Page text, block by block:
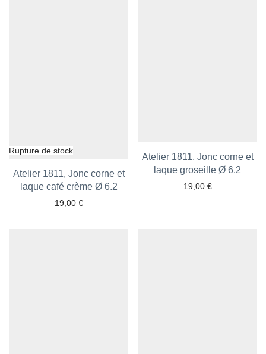
Atelier 1811, Jonc corne et
laque café crème Ø 6.2
19,00 €
Ajouter aux favoris
Atelier 1811, Jonc corne et
laque groseille Ø 6.2
19,00 €
Ajouter aux favoris